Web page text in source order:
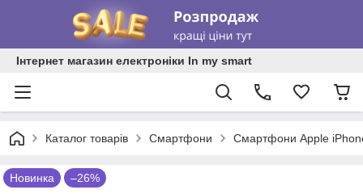
Інтернет магазин електроніки In my smart
Каталог товарів Смартфони Смартфони Apple
Новинка –26%